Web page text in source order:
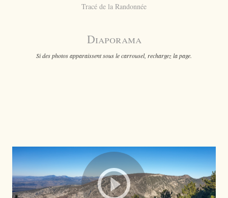
Tracé de la Randonnée
Diaporama
Si des photos apparaissent sous le carrousel, rechargez la page.